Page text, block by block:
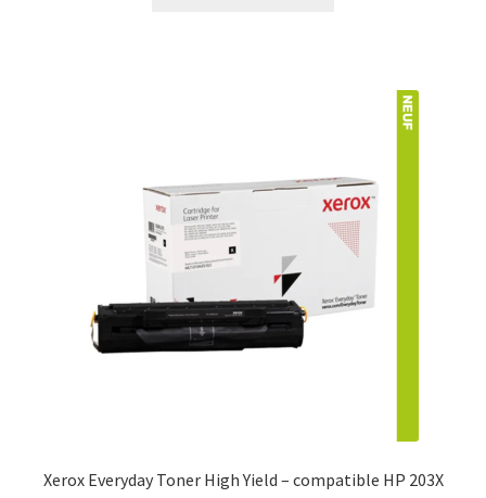
Xerox Everyday Toner High Yield – compatible HP 203X